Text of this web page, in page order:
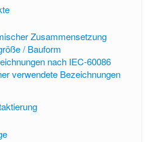
Zusammensetzung
/ Bauform
nach IEC-60086
verwendete Bezeichnungen